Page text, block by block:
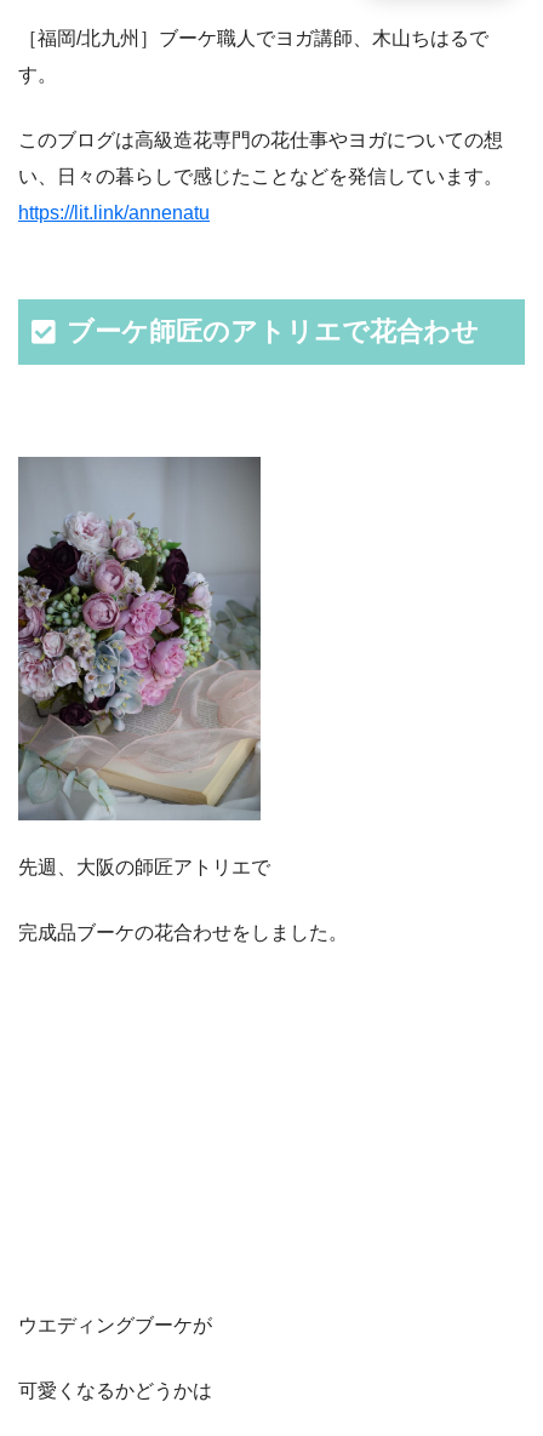
［福岡/北九州］ブーケ職人でヨガ講師、木山ちはるで
す。
このブログは高級造花専門の花仕事やヨガについての想
い、日々の暮らしで感じたことなどを発信しています。
https://lit.link/annenatu
ブーケ師匠のアトリエで花合わせ
先週、大阪の師匠アトリエで
完成品ブーケの花合わせをしました。
ウエディングブーケが
可愛くなるかどうかは